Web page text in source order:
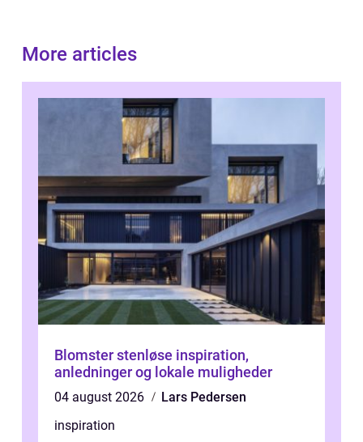
More articles
Blomster stenløse inspiration,
anledninger og lokale muligheder
04 august 2026
Lars Pedersen
inspiration